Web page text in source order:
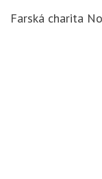
Farská charita